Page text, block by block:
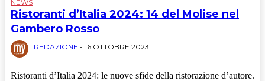
NEWS
Ristoranti d’Italia 2024: 14 del Molise nel
Gambero Rosso
REDAZIONE - 16 OTTOBRE 2023
Ristoranti d’Italia 2024: le nuove sfide della ristorazione d’autore.